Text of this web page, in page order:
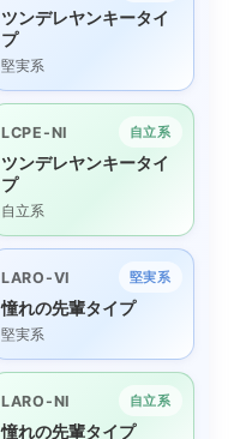
ツンデレヤンキータイ
プ
堅実系
LCPE-NI 自立系
ツンデレヤンキータイ
プ
自立系
LARO-VI 堅実系
憧れの先輩タイプ
堅実系
LARO-NI 自立系
憧れの先輩タイプ